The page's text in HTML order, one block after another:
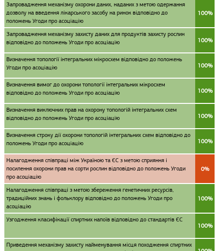
Запровадження механізму охорони даних, наданих з метою одержання
дозволу на введення лікарського засобу на ринок відповідно до
положень Угоди про асоціацію
100%
Запровадження механізму захисту даних для продуктів захисту рослин
відповідно до положень Угоди про асоціацію
100%
Визначення топології інтегральних мікросхем відповідно до положень
Угоди про асоціацію
100%
Визначення вимог до охорони топології інтегральних мікросхем
відповідно до положень Угоди про асоціацію
100%
Визначення виключних прав на охорону топологій інтегральних схем
відповідно до положень Угоди про асоціацію
100%
Визначення строку дії охорони топологій інтегральних схем відповідно до
положень Угоди про асоціацію
100%
Налагодження співпраці між Україною та ЄС з метою сприяння і
посилення охорони прав на сорти рослин відповідно до положень Угоди
про асоціацію
0%
Налагодження співпраці з метою збереження генетичних ресурсів,
традиційних знань і фольклору відповідно до положень Угоди про
асоціацію
100%
Узгодження класифікації спиртних напоїв відповідно до стандартів ЄС
100%
Приведення механізму захисту найменування місця походження спиртних